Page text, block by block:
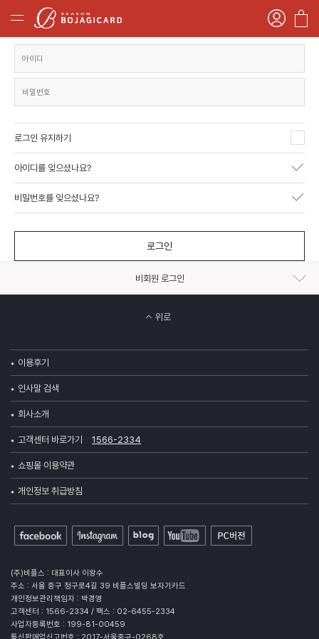
로그인 유지하기
아이디를 잊으셨나요?
비밀번호를 잊으셨나요?
로그인
비회원 로그인
위로
이용후기
인사말 검색
회사소개
고객센터 바로가기 1566-2334
쇼핑몰 이용약관
개인정보 취급방침
(주)비플스 : 대표이사 이왕수
주소 : 서울 중구 청구로4길 39 비플스빌딩 보자기카드
개인정보관리책임자 : 박경영
고객센터 : 1566-2334 / 팩스 : 02-6455-2334
사업자등록번호 : 199-81-00459